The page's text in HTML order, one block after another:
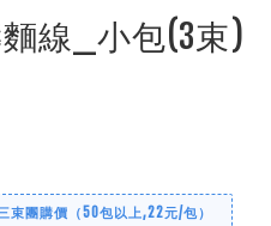
線_小包(3束)
束團購價（50包以上,22元/包）